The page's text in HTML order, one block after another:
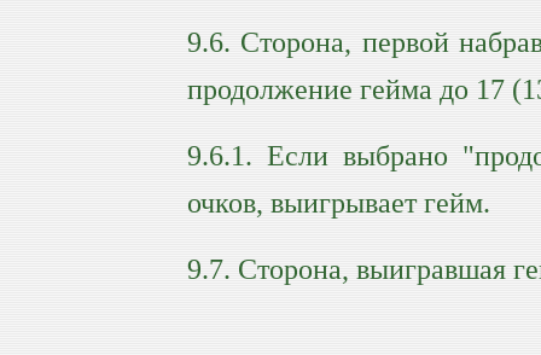
9.6. Сторона, первой
продолжение гейма до 17
9.6.1. Если выбрано
очков, выигрывает гейм.
9.7. Сторона, выигравшая